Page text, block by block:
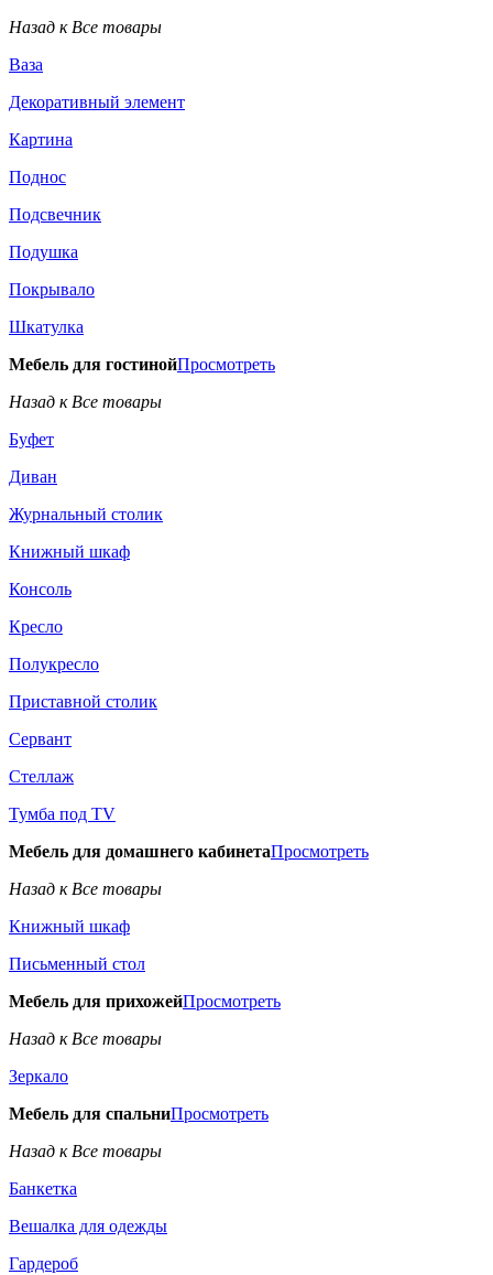
Назад к Все товары
Ваза
Декоративный элемент
Картина
Поднос
Подсвечник
Подушка
Покрывало
Шкатулка
Мебель для гостинойПросмотреть
Назад к Все товары
Буфет
Диван
Журнальный столик
Книжный шкаф
Консоль
Кресло
Полукресло
Приставной столик
Сервант
Стеллаж
Тумба под TV
Мебель для домашнего кабинетаПросмотреть
Назад к Все товары
Книжный шкаф
Письменный стол
Мебель для прихожейПросмотреть
Назад к Все товары
Зеркало
Мебель для спальниПросмотреть
Назад к Все товары
Банкетка
Вешалка для одежды
Гардероб